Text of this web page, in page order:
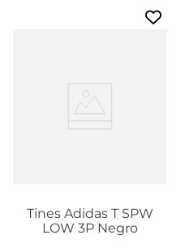
Tines Adidas T SPW
LOW 3P Negro